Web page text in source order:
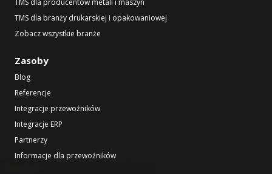
TMS dla branży drukarskiej i opakowaniowej
Zobacz wszystkie branże
Zasoby
Blog
Referencje
Integracje przewoźników
Integracje ERP
Partnerzy
Informacje dla przewoźników